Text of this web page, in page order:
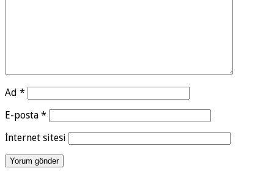
Ad *
E-posta *
İnternet sitesi